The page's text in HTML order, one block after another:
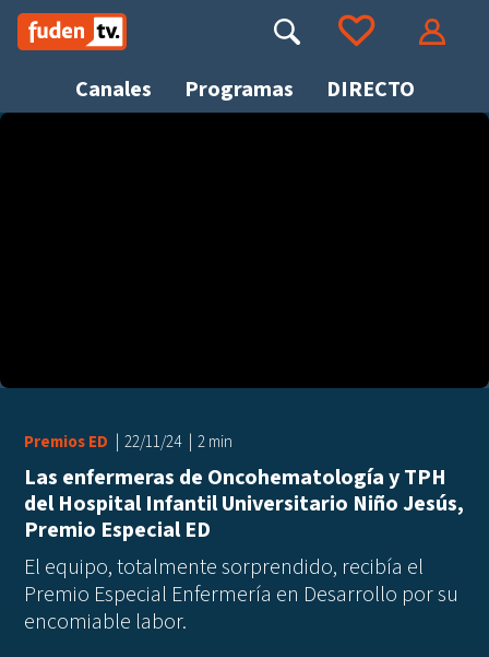
Saltar
contenido
Canales Programas DIRECTO
Buscar Ir a tus favoritos
Premios ED 22/11/24 2 min
Las enfermeras de Oncohematología y TPH
del Hospital Infantil Universitario Niño Jesús,
Premio Especial ED
El equipo, totalmente sorprendido, recibía el
Premio Especial Enfermería en Desarrollo por su
encomiable labor.